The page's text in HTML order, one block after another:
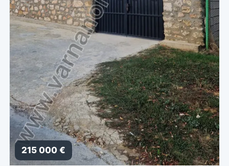
215 000 €